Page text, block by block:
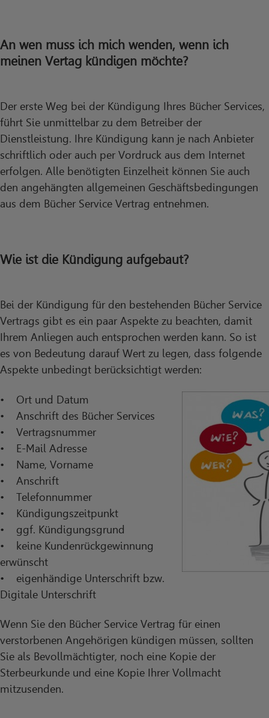
An wen muss ich mich wenden, wenn ich
meinen Vertag kündigen möchte?
Der erste Weg bei der Kündigung Ihres Bücher Services,
führt Sie unmittelbar zu dem Betreiber der
Dienstleistung. Ihre Kündigung kann je nach Anbieter
schriftlich oder auch per Vordruck aus dem Internet
erfolgen. Alle benötigten Einzelheit können Sie auch
den angehängten allgemeinen Geschäftsbedingungen
aus dem Bücher Service Vertrag entnehmen.
Wie ist die Kündigung aufgebaut?
Bei der Kündigung für den bestehenden Bücher Service
Vertrags gibt es ein paar Aspekte zu beachten, damit
Ihrem Anliegen auch entsprochen werden kann. So ist
es von Bedeutung darauf Wert zu legen, dass folgende
Aspekte unbedingt berücksichtigt werden:
• Ort und Datum
• Anschrift des Bücher Services
• Vertragsnummer
• E-Mail Adresse
• Name, Vorname
• Anschrift
• Telefonnummer
• Kündigungszeitpunkt
• ggf. Kündigungsgrund
• keine Kundenrückgewinnung
erwünscht
• eigenhändige Unterschrift bzw.
Digitale Unterschrift
Wenn Sie den Bücher Service Vertrag für einen
verstorbenen Angehörigen kündigen müssen, sollten
Sie als Bevollmächtigter, noch eine Kopie der
Sterbeurkunde und eine Kopie Ihrer Vollmacht
mitzusenden.